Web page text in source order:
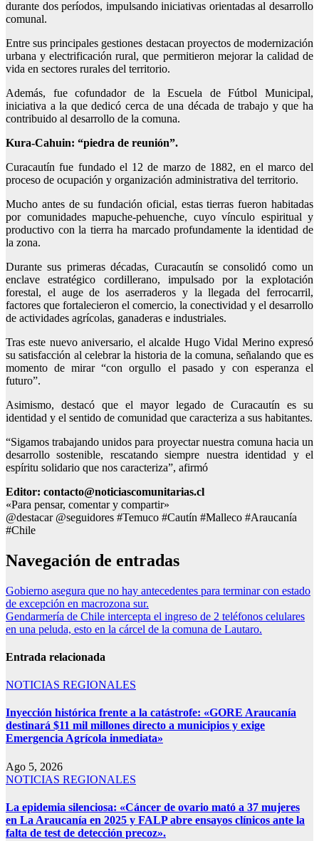
durante dos períodos, impulsando iniciativas orientadas al desarrollo
comunal.
Entre sus principales gestiones destacan proyectos de modernización
urbana y electrificación rural, que permitieron mejorar la calidad de
vida en sectores rurales del territorio.
Además, fue cofundador de la Escuela de Fútbol Municipal,
iniciativa a la que dedicó cerca de una década de trabajo y que ha
contribuido al desarrollo de la comuna.
Kura-Cahuin: “piedra de reunión”.
Curacautín fue fundado el 12 de marzo de 1882, en el marco del
proceso de ocupación y organización administrativa del territorio.
Mucho antes de su fundación oficial, estas tierras fueron habitadas
por comunidades mapuche-pehuenche, cuyo vínculo espiritual y
productivo con la tierra ha marcado profundamente la identidad de
la zona.
Durante sus primeras décadas, Curacautín se consolidó como un
enclave estratégico cordillerano, impulsado por la explotación
forestal, el auge de los aserraderos y la llegada del ferrocarril,
factores que fortalecieron el comercio, la conectividad y el desarrollo
de actividades agrícolas, ganaderas e industriales.
Tras este nuevo aniversario, el alcalde Hugo Vidal Merino expresó
su satisfacción al celebrar la historia de la comuna, señalando que es
momento de mirar “con orgullo el pasado y con esperanza el
futuro”.
Asimismo, destacó que el mayor legado de Curacautín es su
identidad y el sentido de comunidad que caracteriza a sus habitantes.
“Sigamos trabajando unidos para proyectar nuestra comuna hacia un
desarrollo sostenible, rescatando siempre nuestra identidad y el
espíritu solidario que nos caracteriza”, afirmó
Editor: contacto@noticiascomunitarias.cl
«Para pensar, comentar y compartir»
@destacar @seguidores #Temuco #Cautín #Malleco #Araucanía
#Chile
Navegación de entradas
Gobierno asegura que no hay antecedentes para terminar con estado
de excepción en macrozona sur.
Gendarmería de Chile intercepta el ingreso de 2 teléfonos celulares
en una peluda, esto en la cárcel de la comuna de Lautaro.
Entrada relacionada
NOTICIAS REGIONALES
Inyección histórica frente a la catástrofe: «GORE Araucanía
destinará $11 mil millones directo a municipios y exige
Emergencia Agrícola inmediata»
Ago 5, 2026
NOTICIAS REGIONALES
La epidemia silenciosa: «Cáncer de ovario mató a 37 mujeres
en La Araucanía en 2025 y FALP abre ensayos clínicos ante la
falta de test de detección precoz».